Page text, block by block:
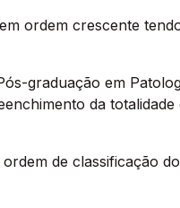
ordem crescente
graduação em
da totalidade
de classificação